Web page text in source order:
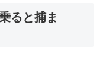
ると捕ま